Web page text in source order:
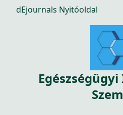
dEjournals Nyitóoldal